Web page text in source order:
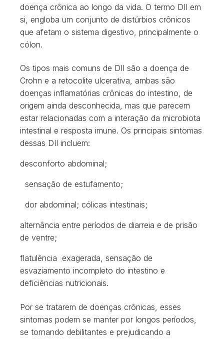
doença crônica ao longo da vida. O termo DII em
si, engloba um conjunto de distúrbios crônicos
que afetam o sistema digestivo, principalmente o
cólon.
Os tipos mais comuns de DII são a doença de
Crohn e a retocolite ulcerativa, ambas são
doenças inflamatórias crônicas do intestino, de
origem ainda desconhecida, mas que parecem
estar relacionadas com a interação da microbiota
intestinal e resposta imune. Os principais sintomas
dessas DII incluem:
desconforto abdominal;
sensação de estufamento;
dor abdominal; cólicas intestinais;
alternância entre períodos de diarreia e de prisão
de ventre;
flatulência exagerada, sensação de
esvaziamento incompleto do intestino e
deficiências nutricionais.
Por se tratarem de doenças crônicas, esses
sintomas podem se manter por longos períodos,
se tornando debilitantes e prejudicando a